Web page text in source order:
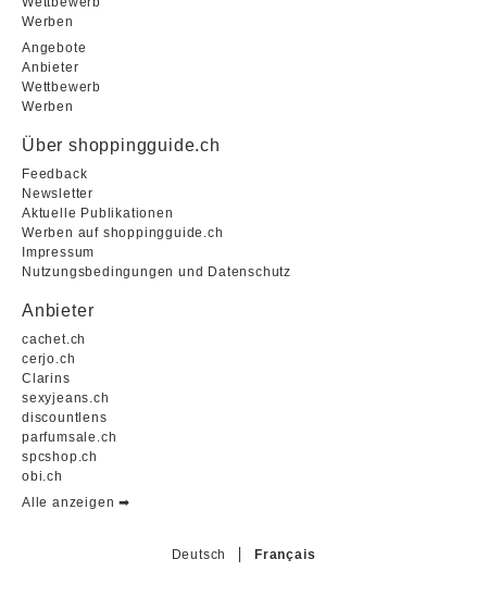
Werben
Angebote
Anbieter
Wettbewerb
Werben
Über shoppingguide.ch
Feedback
Newsletter
Aktuelle Publikationen
Werben auf shoppingguide.ch
Impressum
Nutzungsbedingungen und Datenschutz
Anbieter
cachet.ch
cerjo.ch
Clarins
sexyjeans.ch
discountlens
parfumsale.ch
spcshop.ch
obi.ch
Alle anzeigen ➡︎
Deutsch Français